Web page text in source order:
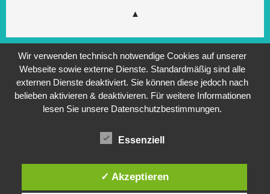
Wir verwenden technisch notwendige Cookies auf unserer
Webseite sowie externe Dienste. Standardmäßig sind alle
externen Dienste deaktiviert. Sie können diese jedoch nach
belieben aktivieren & deaktivieren. Für weitere Informationen
lesen Sie unsere Datenschutzbestimmungen.
Essenziell
✓ Akzeptieren